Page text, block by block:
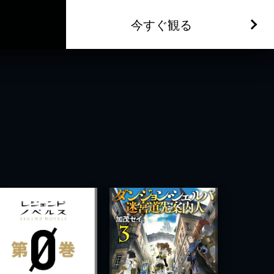
今すぐ観る